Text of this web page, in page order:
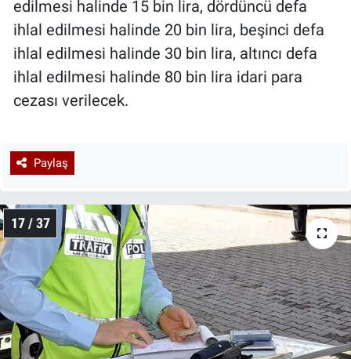
edilmesi halinde 15 bin lira, dördüncü defa
ihlal edilmesi halinde 20 bin lira, beşinci defa
ihlal edilmesi halinde 30 bin lira, altıncı defa
ihlal edilmesi halinde 80 bin lira idari para
cezası verilecek.
Paylaş
17 / 37